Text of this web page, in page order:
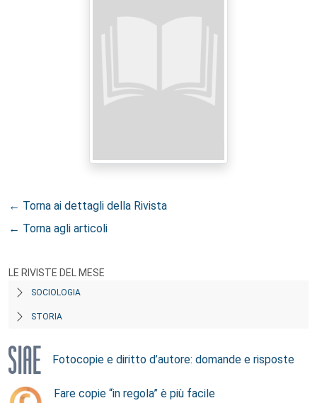
← Torna ai dettagli della Rivista
← Torna agli articoli
LE RIVISTE DEL MESE
SOCIOLOGIA
STORIA
Fotocopie e diritto d’autore: domande e risposte
Fare copie “in regola” è più facile